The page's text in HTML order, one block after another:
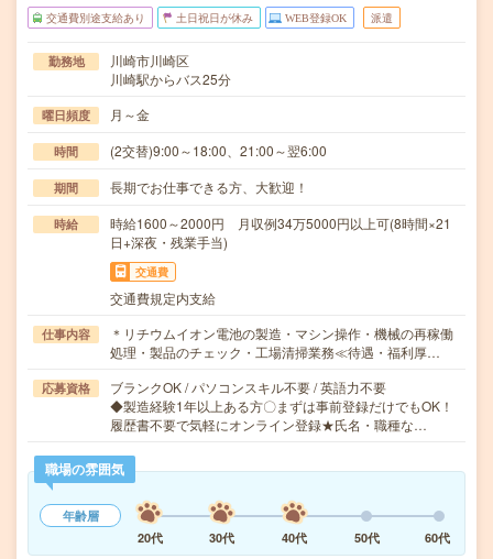
交通費別途支給あり 土日祝日が休み WEB登録OK 派遣
勤務地
川崎市川崎区
川崎駅からバス25分
曜日頻度 月～金
時間 (2交替)9:00～18:00、21:00～翌6:00
期間 長期でお仕事できる方、大歓迎！
時給
時給1600～2000円 月収例34万5000円以上可(8時間×21
日+深夜・残業手当)
交通費
交通費規定内支給
仕事内容
＊リチウムイオン電池の製造・マシン操作・機械の再稼働
処理・製品のチェック・工場清掃業務≪待遇・福利厚…
応募資格
ブランクOK / パソコンスキル不要 / 英語力不要
◆製造経験1年以上ある方〇まずは事前登録だけでもOK！
履歴書不要で気軽にオンライン登録★氏名・職種な…
職場の雰囲気
年齢層
20代
30代 40代 50代 60代